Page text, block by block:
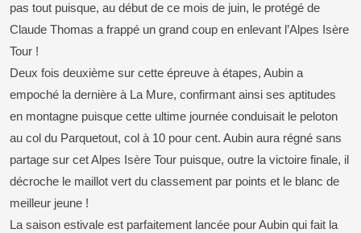
pas tout puisque, au début de ce mois de juin, le protégé de
Claude Thomas a frappé un grand coup en enlevant l’Alpes Isère
Tour !
Deux fois deuxième sur cette épreuve à étapes, Aubin a
empoché la dernière à La Mure, confirmant ainsi ses aptitudes
en montagne puisque cette ultime journée conduisait le peloton
au col du Parquetout, col à 10 pour cent. Aubin aura régné sans
partage sur cet Alpes Isère Tour puisque, outre la victoire finale, il
décroche le maillot vert du classement par points et le blanc de
meilleur jeune !
La saison estivale est parfaitement lancée pour Aubin qui fait la